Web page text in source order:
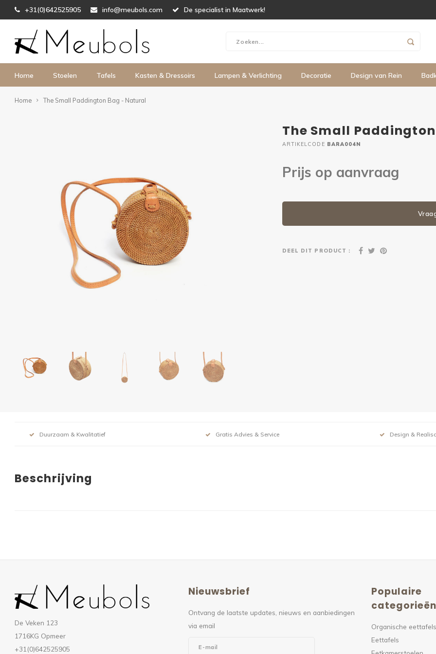
+31(0)642525905 info@meubols.com De specialist in Maatwerk!
Home Stoelen Tafels Kasten & Dressoirs Lampen & Verlichting Decoratie Design van Rein
Home The Small Paddington Bag - Natural
The Small
ARTIKELCODE BARA004N
Prijs op aanvraag
DEEL DIT PRODUCT :
Duurzaam & Kwalitatief Gratis Advies & Service Design &
Beschrijving
De Veken 123
1716KG Opmeer
+31(0)642525905
Nieuwsbrief
Ontvang de laatste updates, nieuws en aanbiedingen
via email
Populaire
categorieën
Organische eettafels
Eettafels